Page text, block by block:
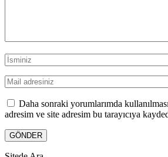
Daha sonraki yorumlarımda
adresim ve site adresim bu tarayıcıya